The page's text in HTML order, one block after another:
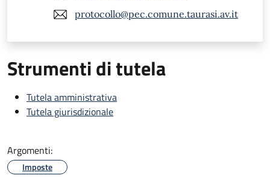
protocollo@pec.comune.taurasi.av.it
Strumenti di tutela
Tutela amministrativa
Tutela giurisdizionale
Argomenti:
Imposte